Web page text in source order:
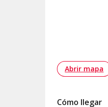
Abrir mapa
Cómo llegar